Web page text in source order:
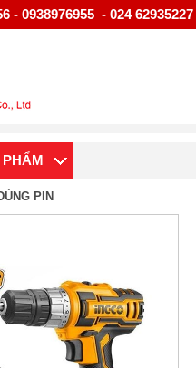
- 0938976955 - 024 62935227
PIN